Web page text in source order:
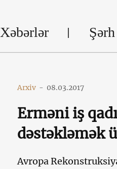
Xəbərlər Şərh
Arxiv - 08.03.2017
Erməni iş
dəstəkləmək
Avropa